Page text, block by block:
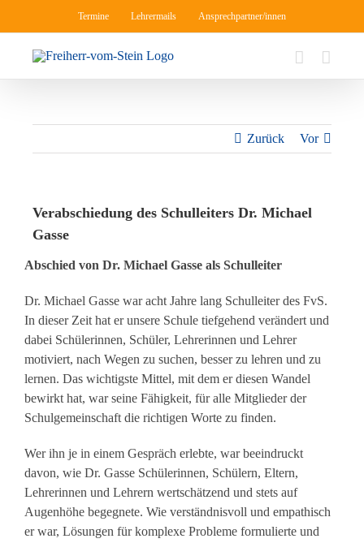
springen
Termine Lehrermails Ansprechpartner/innen
Zurück Vor
Verabschiedung des Schulleiters Dr. Michael
Gasse
Abschied von Dr. Michael Gasse als Schulleiter
Dr. Michael Gasse war acht Jahre lang Schulleiter des FvS.
In dieser Zeit hat er unsere Schule tiefgehend verändert und
dabei Schülerinnen, Schüler, Lehrerinnen und Lehrer
motiviert, nach Wegen zu suchen, besser zu lehren und zu
lernen. Das wichtigste Mittel, mit dem er diesen Wandel
bewirkt hat, war seine Fähigkeit, für alle Mitglieder der
Schulgemeinschaft die richtigen Worte zu finden.
Wer ihn je in einem Gespräch erlebte, war beeindruckt
davon, wie Dr. Gasse Schülerinnen, Schülern, Eltern,
Lehrerinnen und Lehrern wertschätzend und stets auf
Augenhöhe begegnete. Wie verständnisvoll und empathisch
er war, Lösungen für komplexe Probleme formulierte und